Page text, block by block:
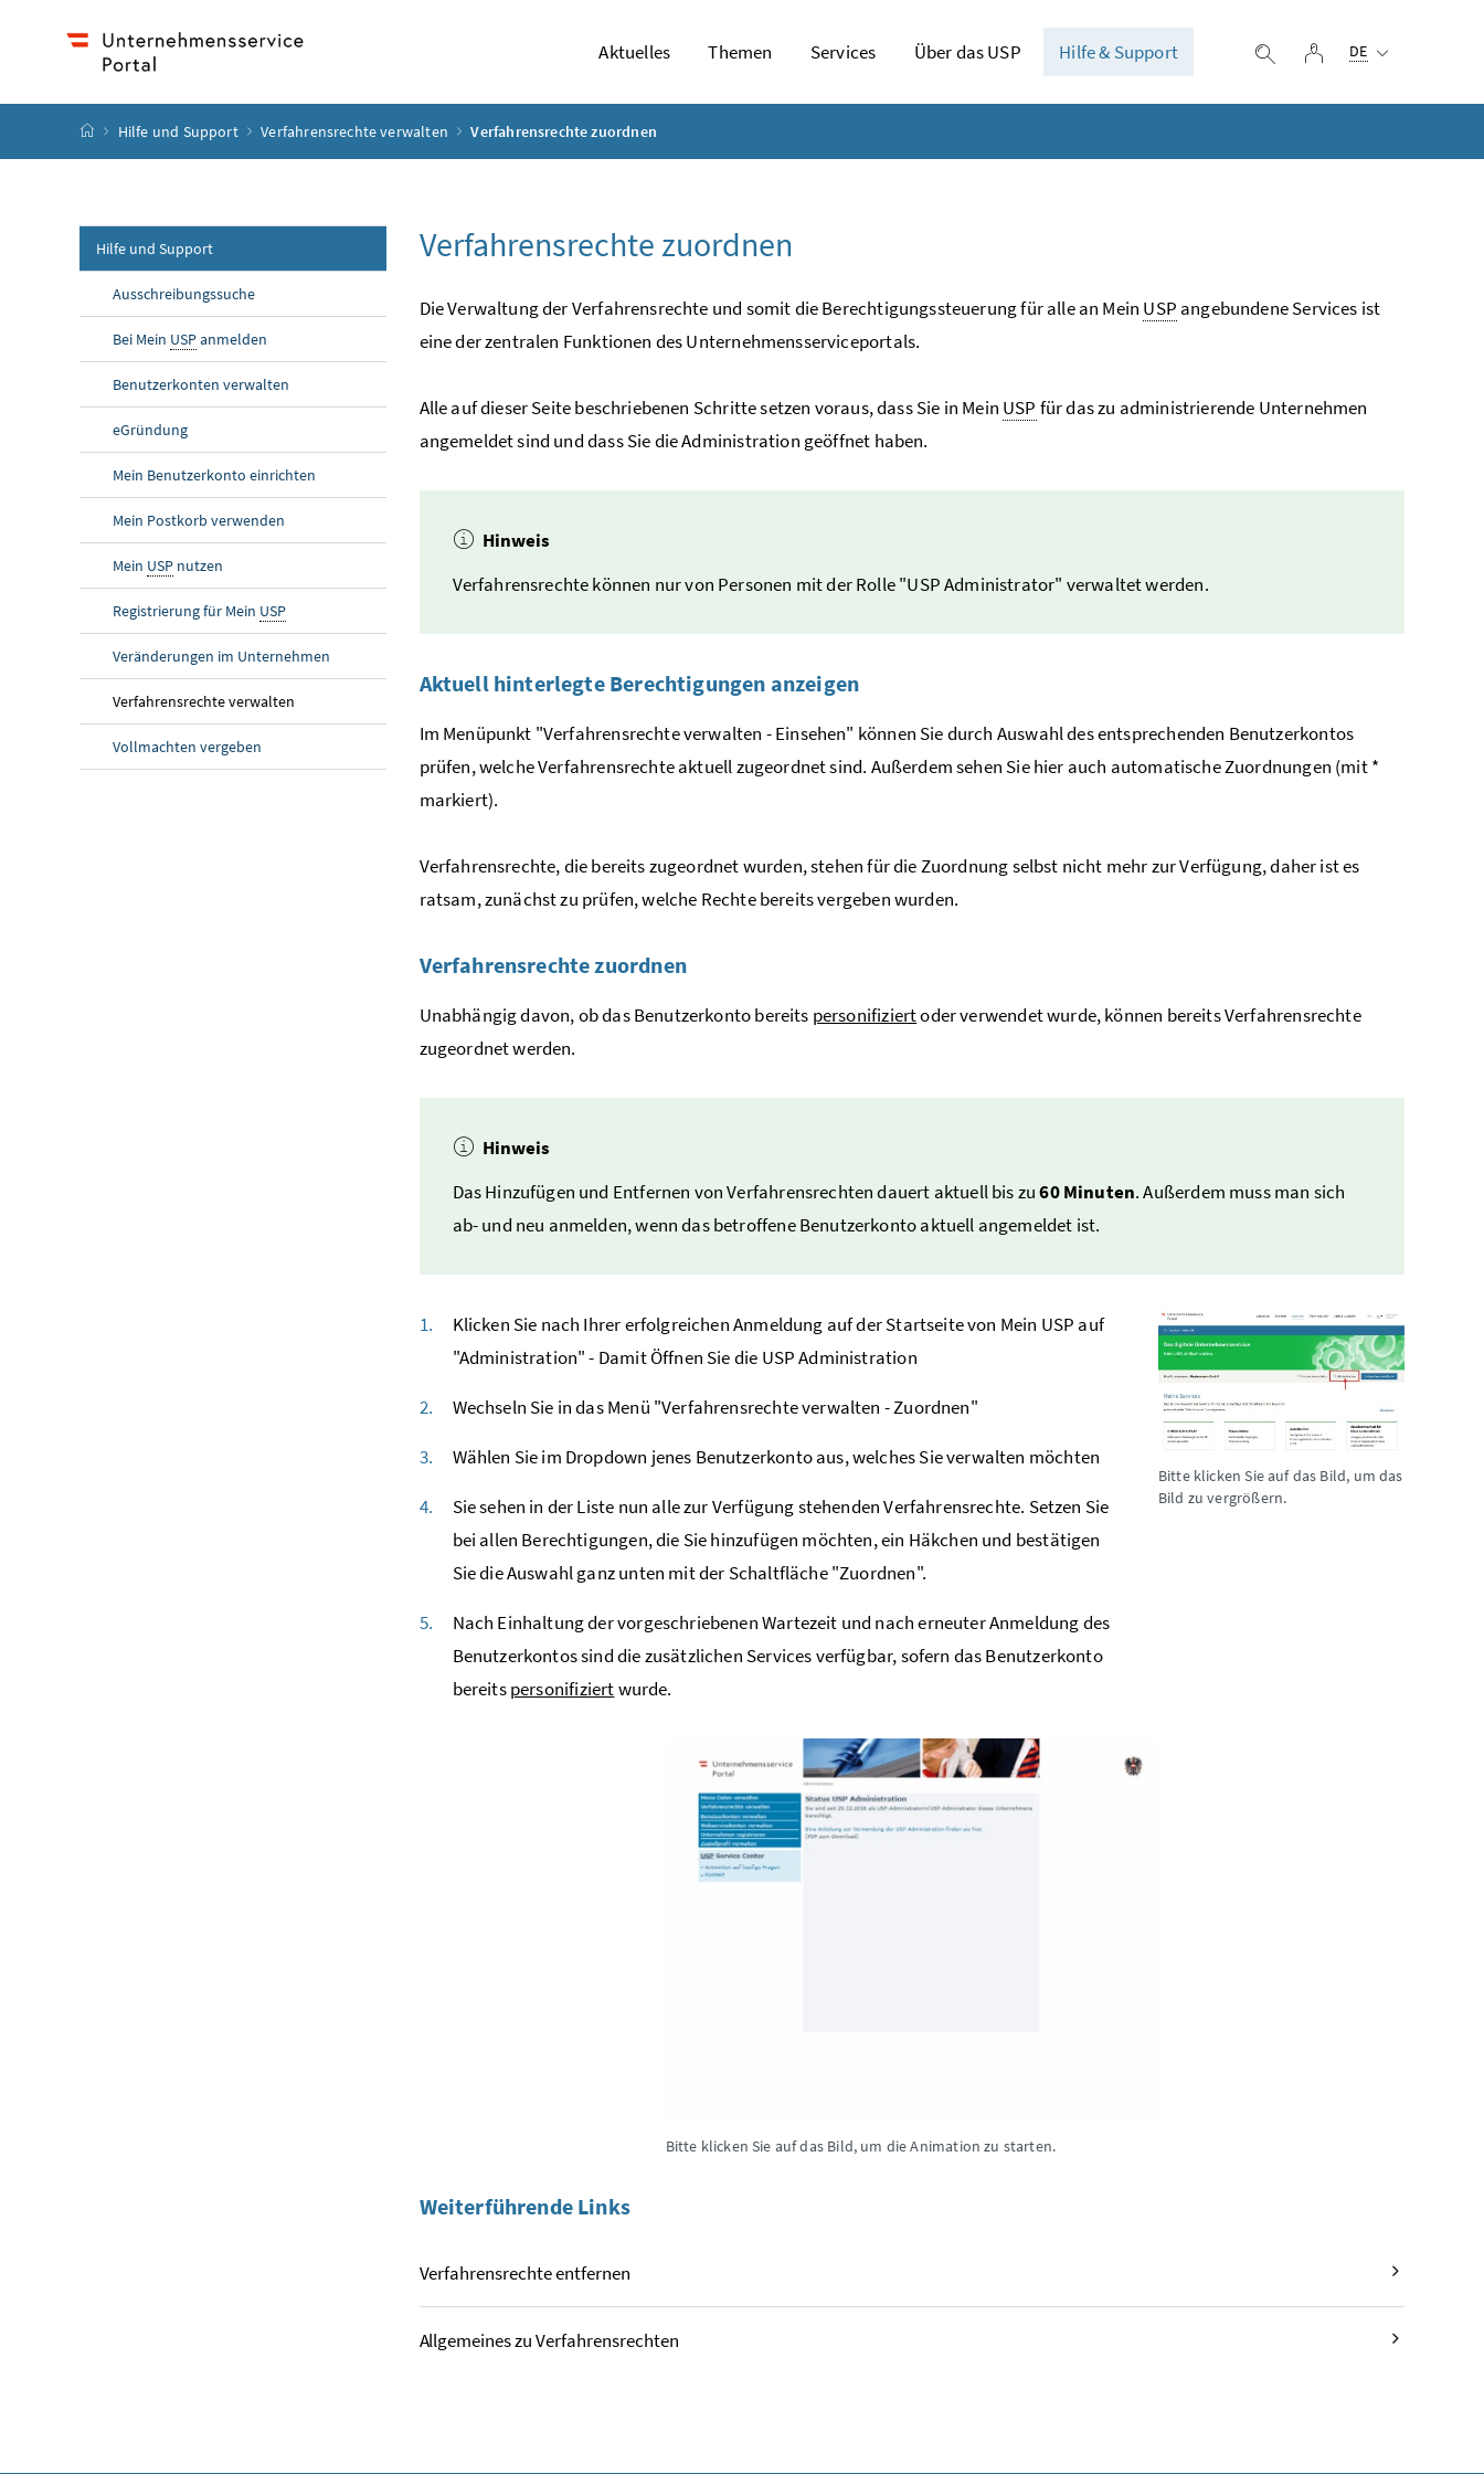
Aktuelles Themen Services Über das USP Hilfe & Support Suche einblenden
Login
DE
Startseite
Hilfe und Support Verfahrensrechte verwalten Verfahrensrechte zuordnen
Hilfe und Support
Ausschreibungssuche
Bei Mein USPanmelden
Benutzerkonten verwalten
eGründung
Mein Benutzerkonto einrichten
Mein Postkorb verwenden
Mein USPnutzen
Registrierung für Mein USP
Veränderungen im Unternehmen
Verfahrensrechte verwalten
Vollmachten vergeben
Verfahrensrechte zuordnen
Die Verwaltung der Verfahrensrechte und somit die Berechtigungssteuerung für alle an Mein USP angebundene Services ist
eine der zentralen Funktionen des Unternehmensserviceportals.
Alle auf dieser Seite beschriebenen Schritte setzen voraus, dass Sie in Mein USP für das zu administrierende Unternehmen
angemeldet sind und dass Sie die Administration geöffnet haben.
Hinweis
Verfahrensrechte können nur von Personen mit der Rolle "USP Administrator" verwaltet werden.
Aktuell hinterlegte Berechtigungen anzeigen
Im Menüpunkt "Verfahrensrechte verwalten - Einsehen" können Sie durch Auswahl des entsprechenden Benutzerkontos
prüfen, welche Verfahrensrechte aktuell zugeordnet sind. Außerdem sehen Sie hier auch automatische Zuordnungen (mit *
markiert).
Verfahrensrechte, die bereits zugeordnet wurden, stehen für die Zuordnung selbst nicht mehr zur Verfügung, daher ist es
ratsam, zunächst zu prüfen, welche Rechte bereits vergeben wurden.
Verfahrensrechte zuordnen
Unabhängig davon, ob das Benutzerkonto bereits personifiziertoder verwendet wurde, können bereits Verfahrensrechte
zugeordnet werden.
Hinweis
Das Hinzufügen und Entfernen von Verfahrensrechten dauert aktuell bis zu60 Minuten. Außerdem muss man sich
ab- und neu anmelden, wenn das betroffene Benutzerkonto aktuell angemeldet ist.
Bitte klicken Sie auf das Bild, um das
Bild zu vergrößern.
Klicken Sie nach Ihrer erfolgreichen Anmeldung auf der Startseite von Mein USP auf
"Administration" - Damit Öffnen Sie die USP Administration
Wechseln Sie in das Menü "Verfahrensrechte verwalten - Zuordnen"
Wählen Sie im Dropdown jenes Benutzerkonto aus, welches Sie verwalten möchten
Sie sehen in der Liste nun alle zur Verfügung stehenden Verfahrensrechte. Setzen Sie
bei allen Berechtigungen, die Sie hinzufügen möchten, ein Häkchen und bestätigen
Sie die Auswahl ganz unten mit der Schaltfläche "Zuordnen".
Nach Einhaltung der vorgeschriebenen Wartezeit und nach erneuter Anmeldung des
Benutzerkontos sind die zusätzlichen Services verfügbar, sofern das Benutzerkonto
bereitspersonifiziertwurde.
Bitte klicken Sie auf das Bild, um die Animation zu starten.
Weiterführende Links
Verfahrensrechte entfernen
Allgemeines zu Verfahrensrechten